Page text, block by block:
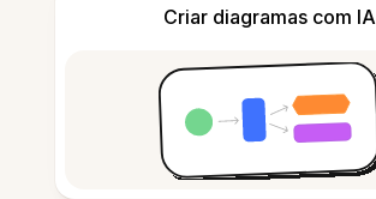
Criar diagramas com IA